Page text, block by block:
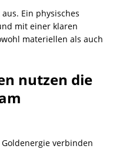
Ein physisches
mit einer klaren
materiellen als auch
nutzen die
verbinden